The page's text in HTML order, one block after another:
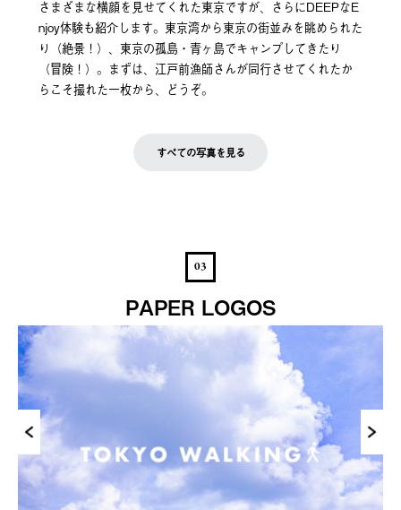
さまざまな横顔を見せてくれた東京ですが、さらにDEEPなE
njoy体験も紹介します。東京湾から東京の街並みを眺められた
り（絶景！）、東京の孤島・青ヶ島でキャンプしてきたり
（冒険！）。まずは、江戸前漁師さんが同行させてくれたか
らこそ撮れた一枚から、どうぞ。
すべての写真を見る
03
PAPER LOGOS